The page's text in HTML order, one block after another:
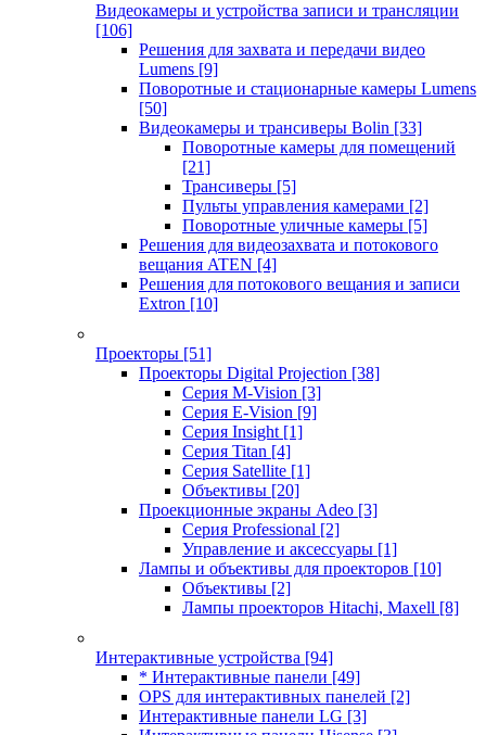
Видеокамеры и устройства записи и трансляции
[106]
Решения для захвата и передачи видео
Lumens [9]
Поворотные и стационарные камеры Lumens
[50]
Видеокамеры и трансиверы Bolin [33]
Поворотные камеры для помещений
[21]
Трансиверы [5]
Пульты управления камерами [2]
Поворотные уличные камеры [5]
Решения для видеозахвата и потокового
вещания ATEN [4]
Решения для потокового вещания и записи
Extron [10]
Проекторы [51]
Проекторы Digital Projection [38]
Серия M-Vision [3]
Серия E-Vision [9]
Серия Insight [1]
Серия Titan [4]
Серия Satellite [1]
Объективы [20]
Проекционные экраны Adeo [3]
Серия Professional [2]
Управление и аксессуары [1]
Лампы и объективы для проекторов [10]
Объективы [2]
Лампы проекторов Hitachi, Maxell [8]
Интерактивные устройства [94]
* Интерактивные панели [49]
OPS для интерактивных панелей [2]
Интерактивные панели LG [3]